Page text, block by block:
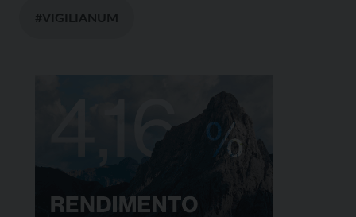
#VIGILIANUM